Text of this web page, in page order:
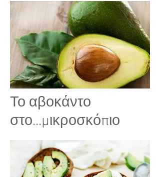
Το αβοκάντο
στο...μικροσκόπιο